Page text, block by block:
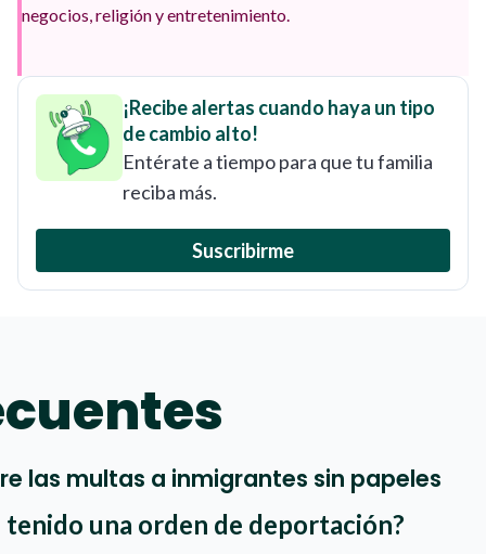
negocios, religión y entretenimiento.
¡Recibe alertas cuando haya un tipo
de cambio alto!
Entérate a tiempo para que tu familia
reciba más.
Suscribirme
las multas a inmigrantes sin papeles
una orden de deportación?